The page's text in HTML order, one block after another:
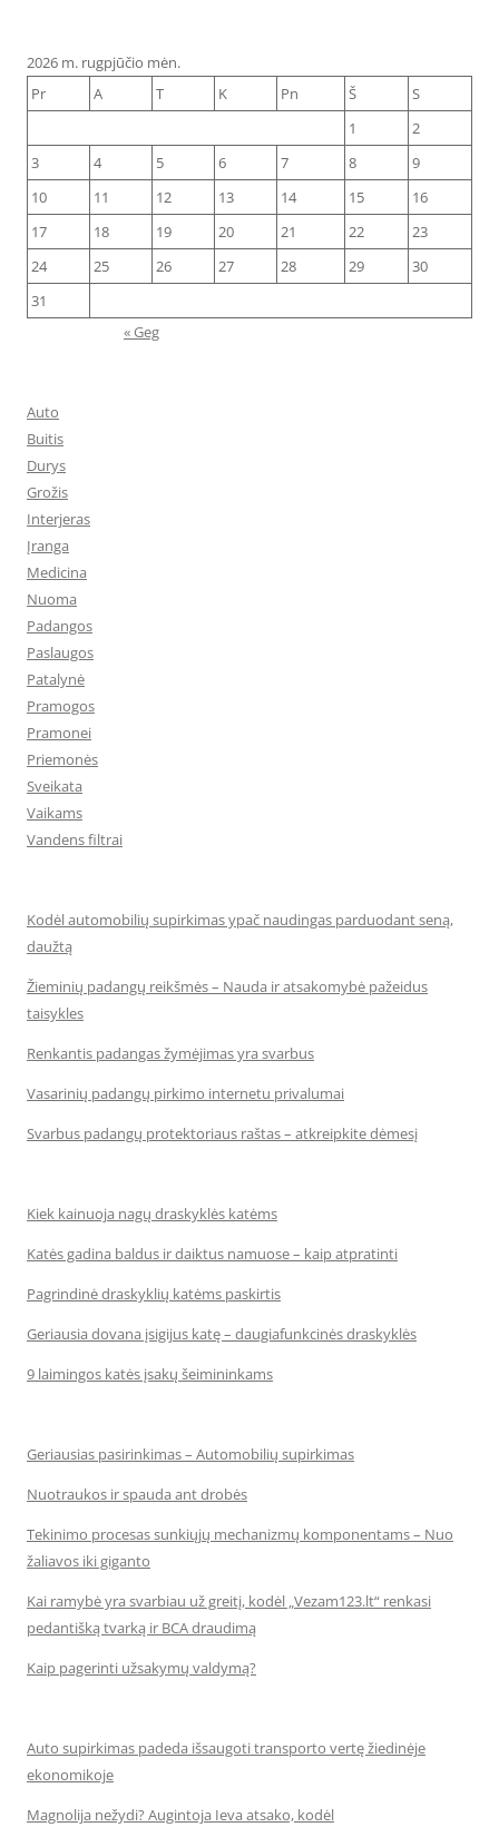
2026 m. rugpjūčio mėn.
Pr
A T K Pn Š
S
1
2
3
4 5 6 7 8
9
10
11 12 13 14 15
16
17
18 19 20 21 22
23
24
25 26 27 28 29
30
31
« Geg
Auto
Buitis
Durys
Grožis
Interjeras
Įranga
Medicina
Nuoma
Padangos
Paslaugos
Patalynė
Pramogos
Pramonei
Priemonės
Sveikata
Vaikams
Vandens filtrai
Kodėl automobilių supirkimas ypač naudingas parduodant seną,
daužtą
Žieminių padangų reikšmės – Nauda ir atsakomybė pažeidus
taisykles
Renkantis padangas žymėjimas yra svarbus
Vasarinių padangų pirkimo internetu privalumai
Svarbus padangų protektoriaus raštas – atkreipkite dėmesį
Kiek kainuoja nagų draskyklės katėms
Katės gadina baldus ir daiktus namuose – kaip atpratinti
Pagrindinė draskyklių katėms paskirtis
Geriausia dovana įsigijus katę – daugiafunkcinės draskyklės
9 laimingos katės įsakų šeimininkams
Geriausias pasirinkimas – Automobilių supirkimas
Nuotraukos ir spauda ant drobės
Tekinimo procesas sunkiųjų mechanizmų komponentams – Nuo
žaliavos iki giganto
Kai ramybė yra svarbiau už greitį, kodėl „Vezam123.lt“ renkasi
pedantišką tvarką ir BCA draudimą
Kaip pagerinti užsakymų valdymą?
Auto supirkimas padeda išsaugoti transporto vertę žiedinėje
ekonomikoje
Magnolija nežydi? Augintoja Ieva atsako, kodėl